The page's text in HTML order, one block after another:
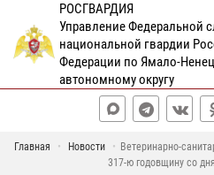
РОСГВАРДИЯ
Управление Федеральной
национальной гвардии
Федерации по Ямало-
автономному округу
Главная Новости
Ветеринарно-
317-ю годовщину со